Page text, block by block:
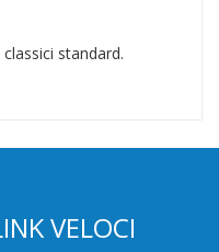
standard.
VELOCI